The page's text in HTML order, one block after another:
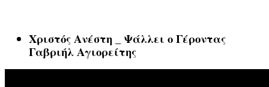
Χριστός Ανέστη _ Ψάλλει ο Γέροντας
Γαβριήλ Αγιορείτης